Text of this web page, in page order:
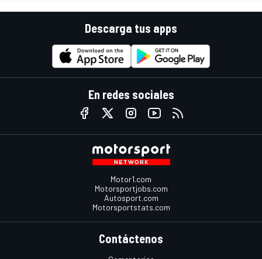
Descarga tus apps
En redes sociales
Motor1.com
Motorsportjobs.com
Autosport.com
Motorsportstats.com
Contáctenos